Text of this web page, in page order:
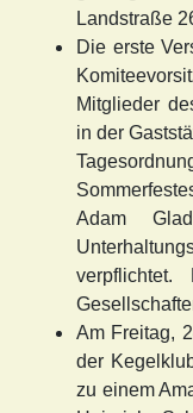
Landstraße
Die erste
Mitglieder
in der
Adam
Am Freitag,
der
zu einem